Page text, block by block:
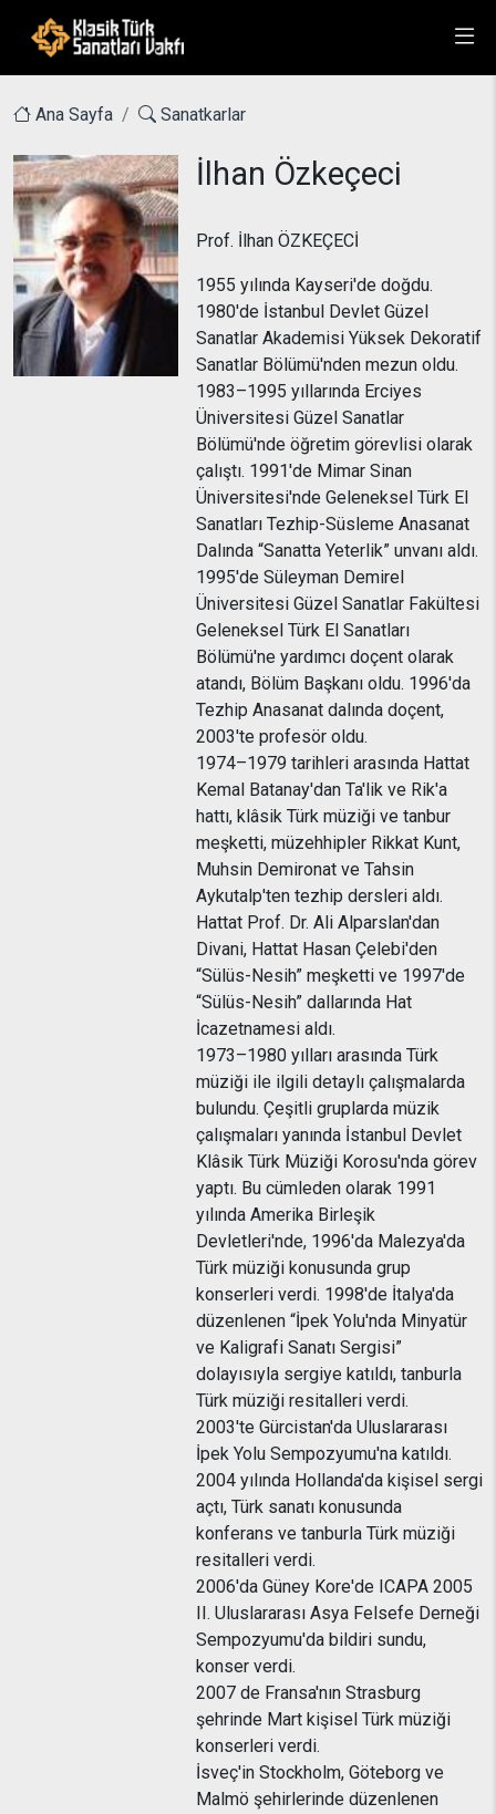
Ana Sayfa Sanatkarlar
İlhan Özkeçeci
Prof. İlhan ÖZKEÇECİ
1955 yılında Kayseri'de doğdu.
1980'de İstanbul Devlet Güzel
Sanatlar Akademisi Yüksek Dekoratif
Sanatlar Bölümü'nden mezun oldu.
1983–1995 yıllarında Erciyes
Üniversitesi Güzel Sanatlar
Bölümü'nde öğretim görevlisi olarak
çalıştı. 1991'de Mimar Sinan
Üniversitesi'nde Geleneksel Türk El
Sanatları Tezhip-Süsleme Anasanat
Dalında “Sanatta Yeterlik” unvanı aldı.
1995'de Süleyman Demirel
Üniversitesi Güzel Sanatlar Fakültesi
Geleneksel Türk El Sanatları
Bölümü'ne yardımcı doçent olarak
atandı, Bölüm Başkanı oldu. 1996'da
Tezhip Anasanat dalında doçent,
2003'te profesör oldu.
1974–1979 tarihleri arasında Hattat
Kemal Batanay'dan Ta'lik ve Rik'a
hattı, klâsik Türk müziği ve tanbur
meşketti, müzehhipler Rikkat Kunt,
Muhsin Demironat ve Tahsin
Aykutalp'ten tezhip dersleri aldı.
Hattat Prof. Dr. Ali Alparslan'dan
Divani, Hattat Hasan Çelebi'den
“Sülüs-Nesih” meşketti ve 1997'de
“Sülüs-Nesih” dallarında Hat
İcazetnamesi aldı.
1973–1980 yılları arasında Türk
müziği ile ilgili detaylı çalışmalarda
bulundu. Çeşitli gruplarda müzik
çalışmaları yanında İstanbul Devlet
Klâsik Türk Müziği Korosu'nda görev
yaptı. Bu cümleden olarak 1991
yılında Amerika Birleşik
Devletleri'nde, 1996'da Malezya'da
Türk müziği konusunda grup
konserleri verdi. 1998'de İtalya'da
düzenlenen “İpek Yolu'nda Minyatür
ve Kaligrafi Sanatı Sergisi”
dolayısıyla sergiye katıldı, tanburla
Türk müziği resitalleri verdi.
2003'te Gürcistan'da Uluslararası
İpek Yolu Sempozyumu'na katıldı.
2004 yılında Hollanda'da kişisel sergi
açtı, Türk sanatı konusunda
konferans ve tanburla Türk müziği
resitalleri verdi.
2006'da Güney Kore'de ICAPA 2005
II. Uluslararası Asya Felsefe Derneği
Sempozyumu'da bildiri sundu,
konser verdi.
2007 de Fransa'nın Strasburg
şehrinde Mart kişisel Türk müziği
konserleri verdi.
İsveç'in Stockholm, Göteborg ve
Malmö şehirlerinde düzenlenen